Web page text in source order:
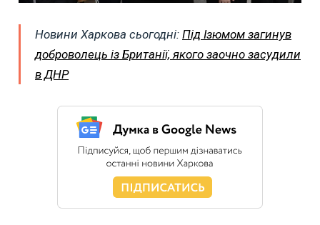
Новини Харкова сьогодні: Під Ізюмом загинув
доброволець із Британії, якого заочно засудили
в ДНР